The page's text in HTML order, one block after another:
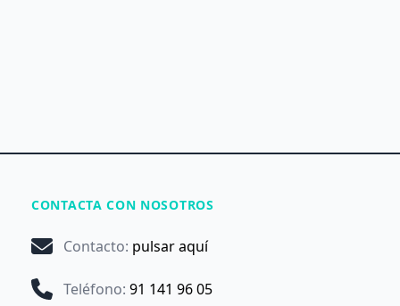
CONTACTA CON NOSOTROS
Contacto: pulsar aquí
Teléfono: 91 141 96 05